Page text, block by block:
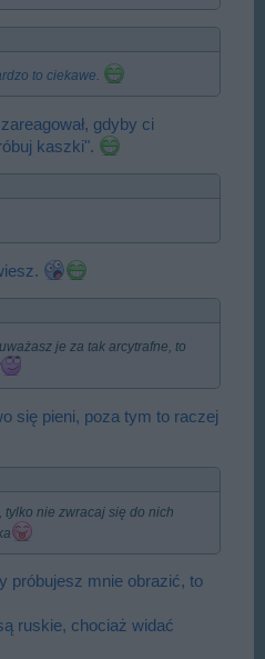
to ciekawe.
gdyby ci
kaszki".
je za tak arcytrafne, to
się pieni, poza tym to raczej
tylko nie zwracaj się do nich
próbujesz mnie obrazić, to
ruskie, chociaż widać